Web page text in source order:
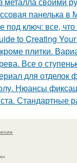
панелька в
под ключ: все,
to Creating
плитки.
Все о
для отделок
Нюансы
Стандартные